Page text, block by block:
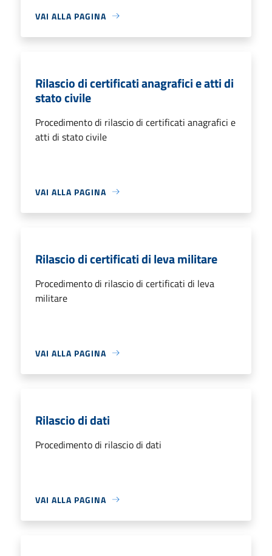
VAI ALLA PAGINA
Rilascio di certificati anagrafici e atti di
stato civile
Procedimento di rilascio di certificati anagrafici e
atti di stato civile
VAI ALLA PAGINA
Rilascio di certificati di leva militare
Procedimento di rilascio di certificati di leva
militare
VAI ALLA PAGINA
Rilascio di dati
Procedimento di rilascio di dati
VAI ALLA PAGINA